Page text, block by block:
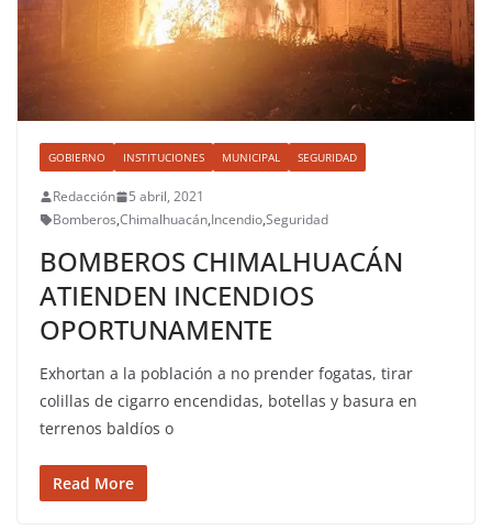
GOBIERNO INSTITUCIONES MUNICIPAL SEGURIDAD
Redacción
5 abril, 2021
Bomberos,Chimalhuacán,Incendio,Seguridad
BOMBEROS CHIMALHUACÁN
ATIENDEN INCENDIOS
OPORTUNAMENTE
Exhortan a la población a no prender fogatas, tirar
colillas de cigarro encendidas, botellas y basura en
terrenos baldíos o
Read More